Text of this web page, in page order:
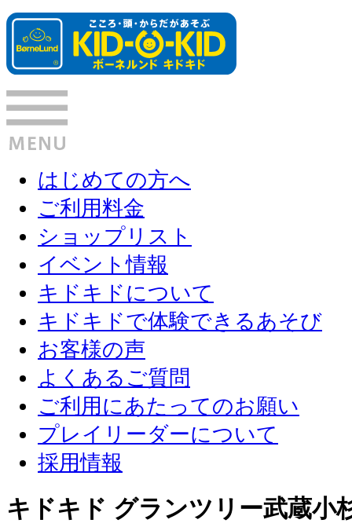
はじめての方へ
ご利用料金
ショップリスト
イベント情報
キドキドについて
キドキドで体験できるあそび
お客様の声
よくあるご質問
ご利用にあたってのお願い
プレイリーダーについて
採用情報
キドキド グランツリー武蔵